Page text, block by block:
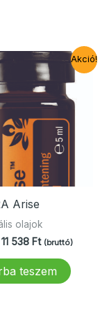
Akció!
Arise
olajok
Original
was:
14
11 538 FtCurrent
11
(bruttó)
teszem